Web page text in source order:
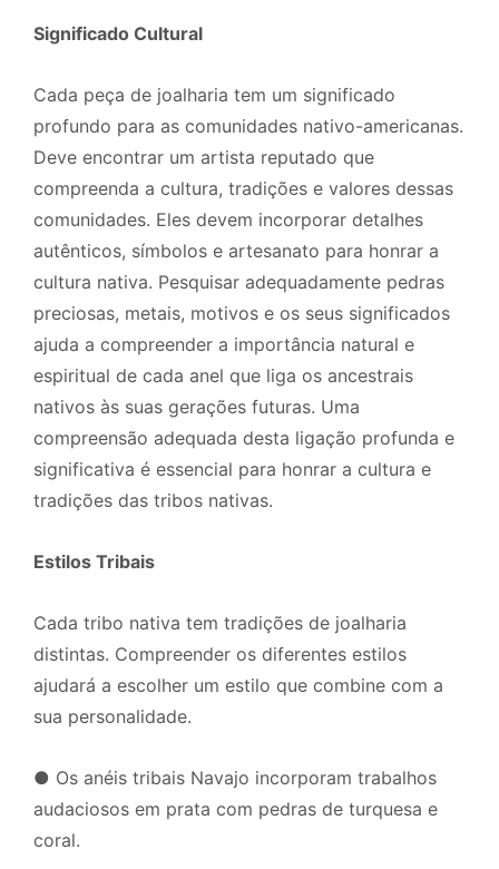
Significado Cultural
Cada peça de joalharia tem um significado
profundo para as comunidades nativo-americanas.
Deve encontrar um artista reputado que
compreenda a cultura, tradições e valores dessas
comunidades. Eles devem incorporar detalhes
autênticos, símbolos e artesanato para honrar a
cultura nativa. Pesquisar adequadamente pedras
preciosas, metais, motivos e os seus significados
ajuda a compreender a importância natural e
espiritual de cada anel que liga os ancestrais
nativos às suas gerações futuras. Uma
compreensão adequada desta ligação profunda e
significativa é essencial para honrar a cultura e
tradições das tribos nativas.
Estilos Tribais
Cada tribo nativa tem tradições de joalharia
distintas. Compreender os diferentes estilos
ajudará a escolher um estilo que combine com a
sua personalidade.
● Os anéis tribais Navajo incorporam trabalhos
audaciosos em prata com pedras de turquesa e
coral.